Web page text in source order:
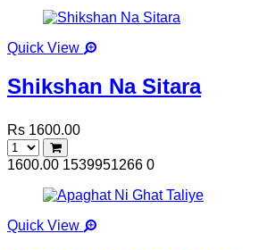
Quick View
Shikshan Na Sitara
Rs 1600.00
1600.00 1539951266 0
Quick View